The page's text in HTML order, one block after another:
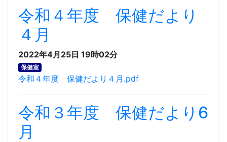
令和４年度 保健だより
４月
2022年4月25日 19時02分
保健室
令和４年度 保健だより４月.pdf
令和３年度 保健だより6
月